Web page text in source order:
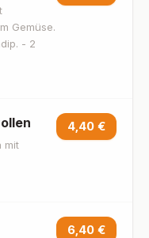
Gemüse.
- 2
mit
4,40 €
6,40 €